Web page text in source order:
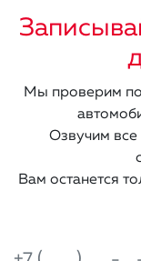
Мы проверим
Озвучим все
Вам останется